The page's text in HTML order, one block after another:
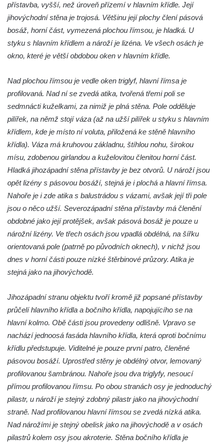
Dům čp. 101 v ulici Ke Hradu ve Sloupu v
Čechách
Čechách
Dům čp. 181 v Mikovcově ulici ve Sloupu v
Čechách
Dům čp. 167 v ulici Pod Hradem ve Sloupu
v Čechách
Dům čp. 149 v Alšově ulici v Novém Boru
Dům čp. 170 na Palackého náměstí v
Novém Boru
Dům čp. 183 na Palackého náměstí v
Novém Boru
Dům čp. 184 na Palackého náměstí v
Novém Boru
Dům čp. 215 v ulici Bratří Čapků v Novém
Dům čp. 206 v Tkalcovské ulici v Novém
Boru
Dům čp. 139 ve Špálově ulici v Novém Boru
Dům čp. 132 ve Sloupské ulici v Novém
Boru
Dům čp. 129 ve Sloupské ulici v Novém
Boru
Dům čp. 109 v Kalinově ulici v Novém Boru
přístavba, vyšší, než úroveň přízemí v hlavním křídle. Její
jihovýchodní stěna je trojosá. Většinu její plochy člení pásová
bosáž, horní část, vymezená plochou římsou, je hladká. U
styku s hlavním křídlem a nároží je lizéna. Ve všech osách je
okno, které je větší obdobou oken v hlavním křídle.
Nad plochou římsou je vedle oken triglyf, hlavní římsa je
profilovaná. Nad ní se zvedá atika, tvořená třemi poli se
sedmnácti kuželkami, za nimiž je plná stěna. Pole odděluje
pilířek, na němž stojí váza (až na užší pilířek u styku s hlavním
křídlem, kde je místo ní voluta, přiložená ke stěně hlavního
křídla). Váza má kruhovou základnu, štíhlou nohu, širokou
mísu, zdobenou girlandou a kuželovitou členitou horní část.
Hladká jihozápadní stěna přístavby je bez otvorů. U nároží jsou
opět lizény s pásovou bosáží, stejná je i plochá a hlavní římsa.
Nahoře je i zde atika s balustrádou s vázami, avšak její tři pole
jsou o něco užší. Severozápadní stěna přístavby má členění
obdobné jako její protějšek, avšak pásová bosáž je pouze u
nárožní lizény. Ve třech osách jsou vpadlá obdélná, na šířku
orientovaná pole (patrně po původních oknech), v nichž jsou
dnes v horní části pouze nízké štěrbinové průzory. Atika je
stejná jako na jihovýchodě.
Jihozápadní stranu objektu tvoří kromě již popsané přístavby
průčelí hlavního křídla a bočního křídla, napojujícího se na
hlavní kolmo. Obě části jsou provedeny odlišně. Vpravo se
nachází jednoosá fasáda hlavního křídla, která oproti bočnímu
křídlu předstupuje. Viditelné je pouze první patro, členěné
pásovou bosáží. Uprostřed stěny je obdélný otvor, lemovaný
profilovanou šambránou. Nahoře jsou dva triglyfy, nesoucí
přímou profilovanou římsu. Po obou stranách osy je jednoduchý
pilastr, u nároží je stejný zdobný pilastr jako na jihovýchodní
straně. Nad profilovanou hlavní římsou se zvedá nízká atika.
Nad nárožími je stejný obelisk jako na jihovýchodě a v osách
pilastrů kolem osy jsou akroterie. Stěna bočního křídla je